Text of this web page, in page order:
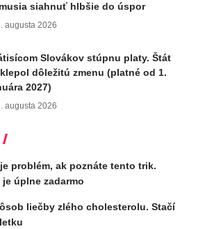
siahnuť hlbšie do úspor
augusta 2026
Slovákov stúpnu platy. Štát
dôležitú zmenu (platné od 1.
2027)
augusta 2026
problém, ak poznáte tento trik.
úplne zadarmo
liečby zlého cholesterolu. Stačí